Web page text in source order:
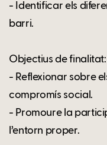
- Identificar els
barri.
Objectius de finalitat:
- Reflexionar sobre
compromís social.
- Promoure la
l’entorn proper.